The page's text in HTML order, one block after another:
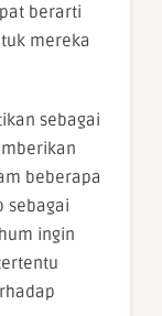
berarti
mereka
sebagai
beberapa
sebagai
ingin